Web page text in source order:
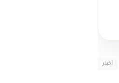
أخبار